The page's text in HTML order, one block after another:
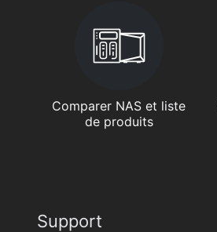
Comparer NAS et liste
de produits
Support